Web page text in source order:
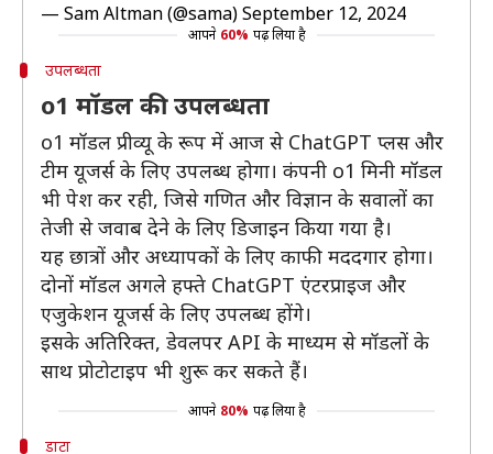
— Sam Altman (@sama)September 12, 2024
आपने 60% पढ़ लिया है
उपलब्धता
o1 मॉडल की उपलब्धता
o1 मॉडल प्रीव्यू के रूप में आज से ChatGPT प्लस और
टीम यूजर्स के लिए उपलब्ध होगा। कंपनी o1 मिनी मॉडल
भी पेश कर रही, जिसे गणित और विज्ञान के सवालों का
तेजी से जवाब देने के लिए डिजाइन किया गया है।
यह छात्रों और अध्यापकों के लिए काफी मददगार होगा।
दोनों मॉडल अगले हफ्ते ChatGPT एंटरप्राइज और
एजुकेशन यूजर्स के लिए उपलब्ध होंगे।
इसके अतिरिक्त, डेवलपर API के माध्यम से मॉडलों के
साथ प्रोटोटाइप भी शुरू कर सकते हैं।
आपने 80% पढ़ लिया है
डाटा